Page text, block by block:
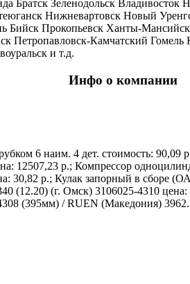
Братск Зеленодольск
Нижневартовск Новый
Бийск Прокопьевск Ханты-
Камчатский
и т.д.
Инфо о компании
6 наим. 4 дет. стоимость:
р.; Компрессор
30,82 р.; Кулак запорный в сборе
(г. Омск) 3106025-4310 цена:
(395мм) / RUEN (Македония)